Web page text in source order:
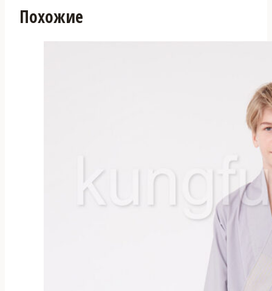
Похожие